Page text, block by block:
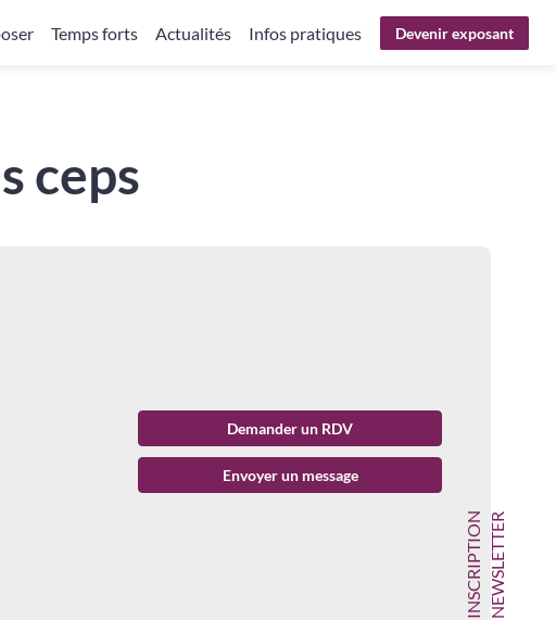
Temps forts Actualités Infos pratiques Devenir exposant
ceps
Demander un RDV
Envoyer un message
INSCRIPTIONNEWSLETTER